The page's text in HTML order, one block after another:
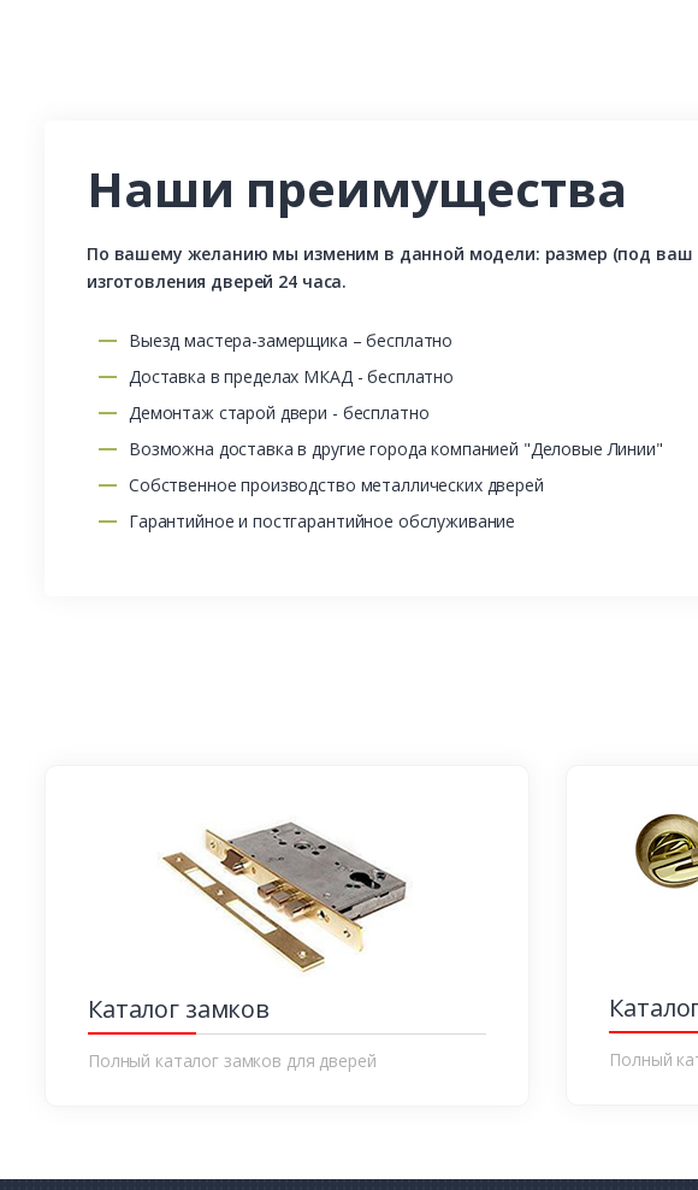
Наши преимущества
По вашему желанию мы изменим в данной модели: размер (под ваш
изготовления дверей 24 часа.
Выезд мастера-замерщика – бесплатно
Доставка в пределах МКАД - бесплатно
Демонтаж старой двери - бесплатно
Возможна доставка в другие города компанией "Деловые Линии"
Собственное производство металлических дверей
Гарантийное и постгарантийное обслуживание
Каталог замков
Полный каталог замков для дверей Полный